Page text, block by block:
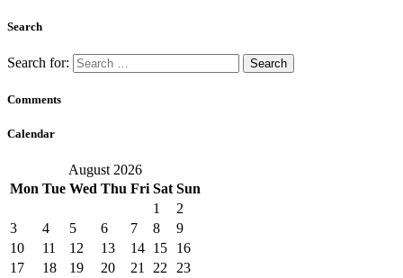
Search
Search for:
Comments
Calendar
August 2026
Mon Tue Wed Thu Fri Sat Sun
1
2
3
4 5 6 7 8
9
10
11 12 13 14 15
16
17
18 19 20 21 22
23